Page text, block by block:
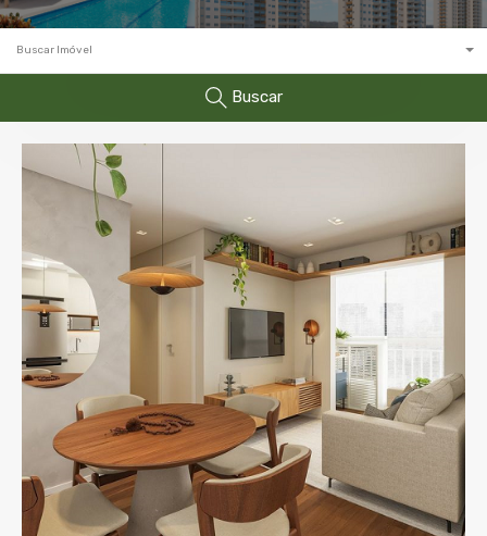
Buscar Imóvel
Buscar